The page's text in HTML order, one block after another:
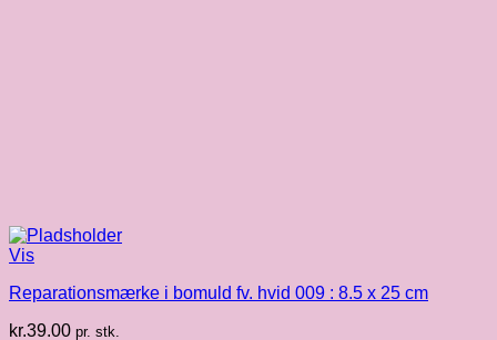
Vis
Reparationsmærke i bomuld fv. hvid 009 : 8.5 x 25 cm
kr.39.00 pr. stk.